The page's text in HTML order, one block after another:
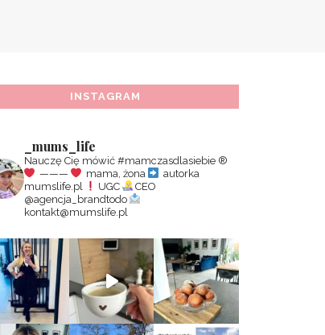
INSTAGRAM
_mums_life
Nauczę Cię mówić #mamczasdlasiebie ®️
———
mama, żona
autorka
mumslife.pl
UGC
CEO
@agencja_brandtodo
kontakt@mumslife.pl